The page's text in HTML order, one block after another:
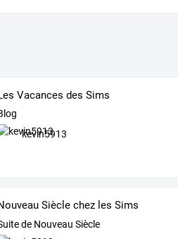
Vacances des Sims
kevin5913
Siècle chez les Sims
de Nouveau Siècle